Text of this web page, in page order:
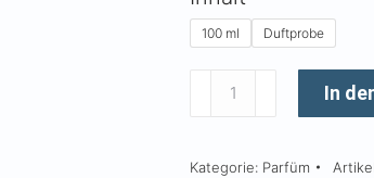
100 ml Duftprobe
Blue
Cypress
In
Kategorie: Parfüm